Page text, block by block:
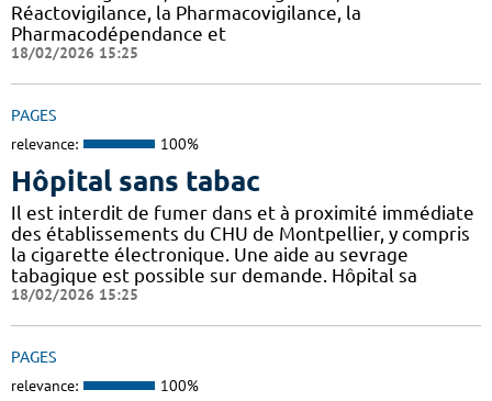
Réactovigilance, la Pharmacovigilance, la
Pharmacodépendance et
18/02/2026 15:25
PAGES
relevance: 100%
Hôpital sans tabac
Il est interdit de fumer dans et à proximité immédiate
des établissements du CHU de Montpellier, y compris
la cigarette électronique. Une aide au sevrage
tabagique est possible sur demande. Hôpital sa
18/02/2026 15:25
PAGES
relevance: 100%